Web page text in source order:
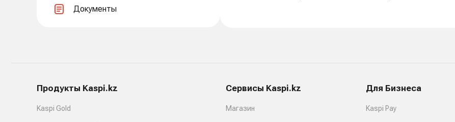
Документы
Продукты Kaspi.kz
Kaspi Gold
Сервисы Kaspi.kz
Магазин
Для Бизнеса
Kaspi Pay